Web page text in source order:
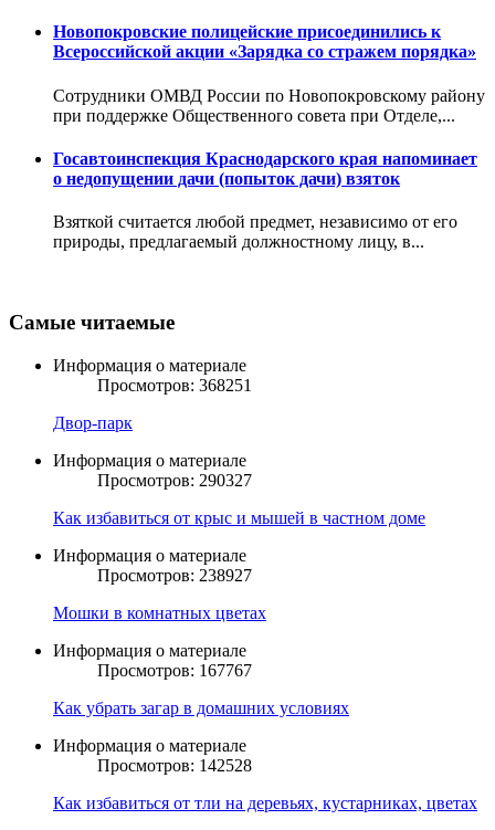
Новопокровские полицейские присоединились к
Всероссийской акции «Зарядка со стражем порядка»
Сотрудники ОМВД России по Новопокровскому району
при поддержке Общественного совета при Отделе,...
Госавтоинспекция Краснодарского края напоминает
о недопущении дачи (попыток дачи) взяток
Взяткой считается любой предмет, независимо от его
природы, предлагаемый должностному лицу, в...
Самые читаемые
Информация о материале
Просмотров: 368251
Двор-парк
Информация о материале
Просмотров: 290327
Как избавиться от крыс и мышей в частном доме
Информация о материале
Просмотров: 238927
Мошки в комнатных цветах
Информация о материале
Просмотров: 167767
Как убрать загар в домашних условиях
Информация о материале
Просмотров: 142528
Как избавиться от тли на деревьях, кустарниках, цветах